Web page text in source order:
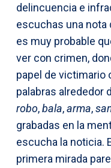
delincuencia e
escuchas una nota
es muy probable
ver con crimen,
papel de victimario
palabras alrededor
robo,bala,arma,
grabadas en la
escucha la noticia.
primera mirada